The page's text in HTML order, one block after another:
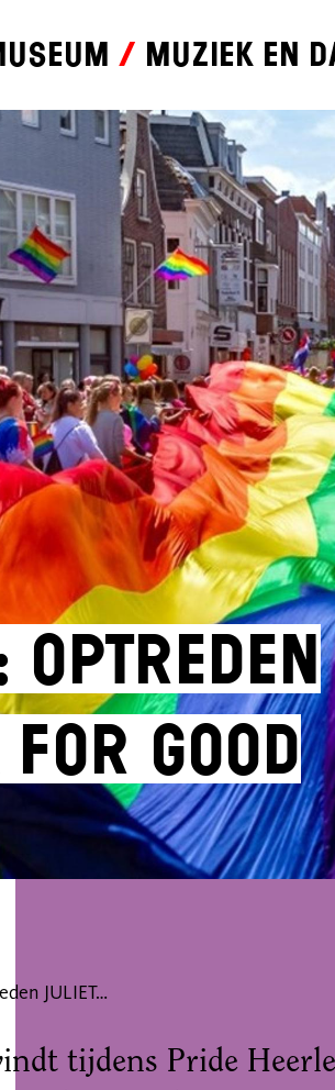
Muziek en
optreden
for good
Pride Show: optreden JULIET, back for good
tijdens Pride